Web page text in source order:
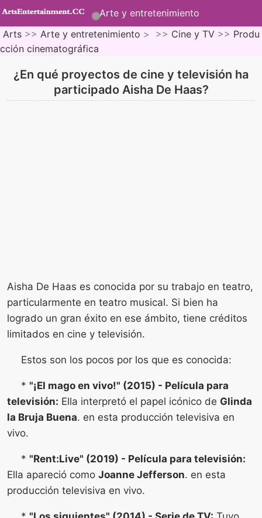
Arte y entretenimiento
Arts >> Arte y entretenimiento > >> Cine y TV >> Produ
cción cinematográfica
¿En qué proyectos de cine y televisión ha
participado Aisha De Haas?
Aisha De Haas es conocida por su trabajo en teatro,
particularmente en teatro musical. Si bien ha
logrado un gran éxito en ese ámbito, tiene créditos
limitados en cine y televisión.
Estos son los pocos por los que es conocida:
* "¡El mago en vivo!" (2015) - Película para
televisión: Ella interpretó el papel icónico de Glinda
la Bruja Buena. en esta producción televisiva en
vivo.
* "Rent:Live" (2019) - Película para televisión:
Ella apareció como Joanne Jefferson. en esta
producción televisiva en vivo.